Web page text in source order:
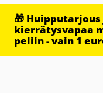
🎁
kierrätysvapaa
peliin - vain 1